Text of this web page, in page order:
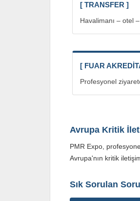
[ TRANSFER ]
Havalimanı – otel
[ FUAR
Profesyonel
Avrupa Kritik
PMR Expo,
Avrupa'nın kritik
Sık Sorulan